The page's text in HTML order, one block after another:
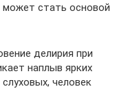
стать основой
делирия при
наплыв ярких
человек